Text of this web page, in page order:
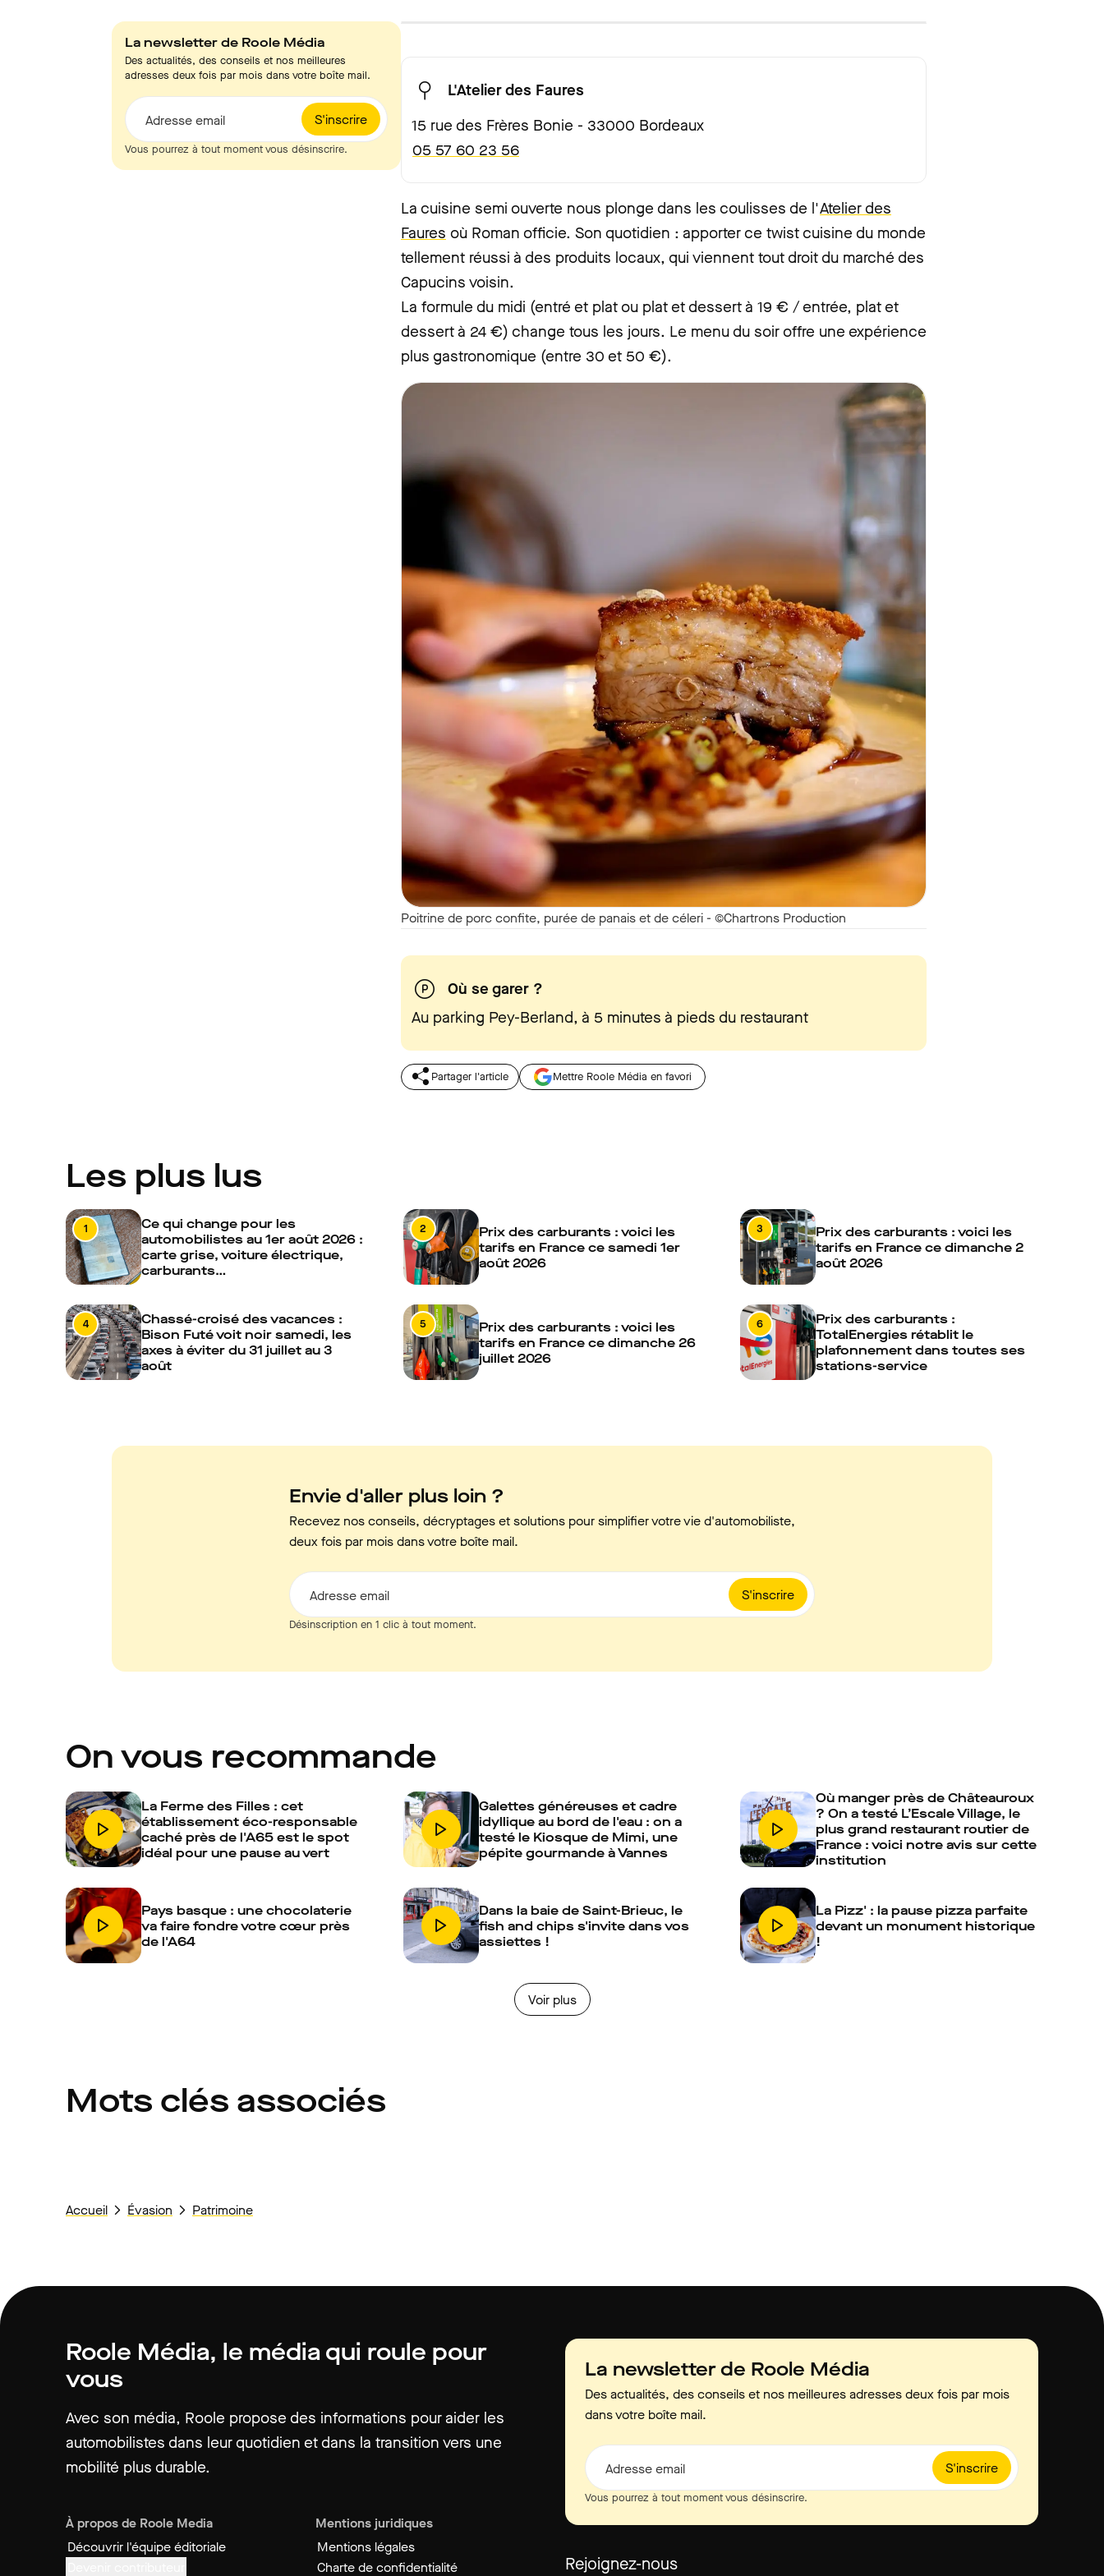
La newsletter de Roole Média
Des actualités, des conseils et nos meilleures
adresses deux fois par mois dans votre boîte mail.
S'inscrire
Adresse email
Vous pourrez à tout moment vous désinscrire.
L'Atelier des Faures
15 rue des Frères Bonie - 33000 Bordeaux
05 57 60 23 56
La cuisine semi ouverte nous plonge dans les coulisses de l'Atelier des
Faures où Roman officie. Son quotidien : apporter ce twist cuisine du monde
tellement réussi à des produits locaux, qui viennent tout droit du marché des
Capucins voisin.
La formule du midi (entré et plat ou plat et dessert à 19 € / entrée, plat et
dessert à 24 €) change tous les jours. Le menu du soir offre une expérience
plus gastronomique (entre 30 et 50 €).
Poitrine de porc confite, purée de panais et de céleri - ©Chartrons Production
Où se garer ?
Au parking Pey-Berland, à 5 minutes à pieds du restaurant
Partager l'article Mettre Roole Média en favori
Les plus lus
1
Ce qui change pour les
automobilistes au 1er août 2026 :
carte grise, voiture électrique,
carburants…
2
Prix des carburants : voici les
tarifs en France ce samedi 1er
août 2026
3
Prix des carburants : voici les
tarifs en France ce dimanche 2
août 2026
4
Chassé-croisé des vacances :
Bison Futé voit noir samedi, les
axes à éviter du 31 juillet au 3
août
5
Prix des carburants : voici les
tarifs en France ce dimanche 26
juillet 2026
6
Prix des carburants :
TotalEnergies rétablit le
plafonnement dans toutes ses
stations-service
Envie d'aller plus loin ?
Recevez nos conseils, décryptages et solutions pour simplifier votre vie d'automobiliste,
deux fois par mois dans votre boîte mail.
S'inscrire
Adresse email
Désinscription en 1 clic à tout moment.
On vous recommande
La Ferme des Filles : cet
établissement éco-responsable
caché près de l'A65 est le spot
idéal pour une pause au vert
Galettes généreuses et cadre
idyllique au bord de l'eau : on a
testé le Kiosque de Mimi, une
pépite gourmande à Vannes
Où manger près de Châteauroux
? On a testé L’Escale Village, le
plus grand restaurant routier de
France : voici notre avis sur cette
institution
Pays basque : une chocolaterie
va faire fondre votre cœur près
de l'A64
Dans la baie de Saint-Brieuc, le
fish and chips s'invite dans vos
assiettes !
La Pizz' : la pause pizza parfaite
devant un monument historique
!
Voir plus
Mots clés associés
Accueil Évasion Patrimoine
Roole Média, le média qui roule pour
vous
Avec son média, Roole propose des informations pour aider les
automobilistes dans leur quotidien et dans la transition vers une
mobilité plus durable.
À propos de Roole Media
Découvrir l'équipe éditoriale
Mentions juridiques
Mentions légales
Charte de confidentialité
La newsletter de Roole Média
Des actualités, des conseils et nos meilleures adresses deux fois par mois
dans votre boîte mail.
S'inscrire
Adresse email
Vous pourrez à tout moment vous désinscrire.
Rejoignez-nous